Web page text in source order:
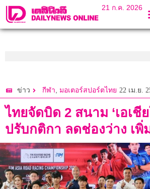
21 ก.ค. 2026
ข่าว กีฬา, มอเตอร์สปอร์ตไทย 22 เม.ย.
ไทยจัดบิด 2 สนาม ‘เอเชี
ปรับกติกา ลดช่องว่าง เพิ่